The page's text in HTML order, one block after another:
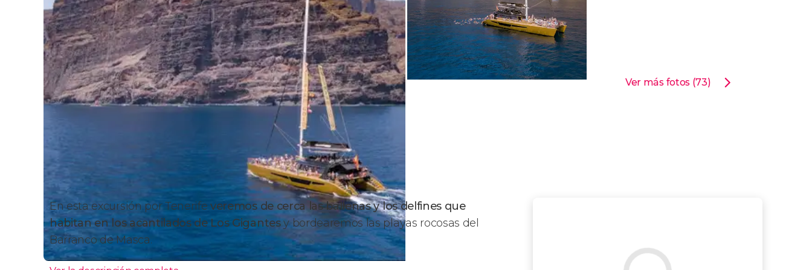
Ver más fotos (73)
En esta excursión por Tenerife veremos de cerca las ballenas y los delfines que
habitan en los acantilados de Los Gigantesy bordearemos las playas rocosas del
Barranco de Masca.